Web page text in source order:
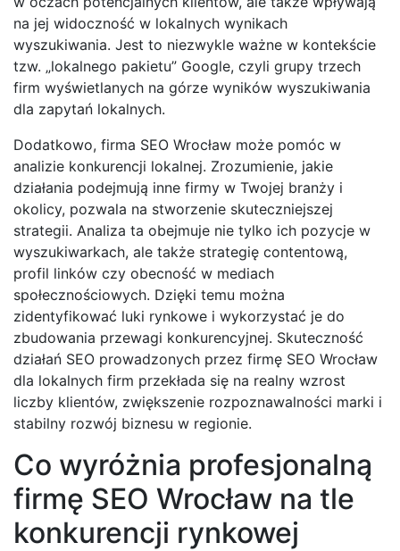
na jej widoczność w lokalnych wynikach
wyszukiwania. Jest to niezwykle ważne w kontekście
tzw. „lokalnego pakietu” Google, czyli grupy trzech
firm wyświetlanych na górze wyników wyszukiwania
dla zapytań lokalnych.
Dodatkowo, firma SEO Wrocław może pomóc w
analizie konkurencji lokalnej. Zrozumienie, jakie
działania podejmują inne firmy w Twojej branży i
okolicy, pozwala na stworzenie skuteczniejszej
strategii. Analiza ta obejmuje nie tylko ich pozycje w
wyszukiwarkach, ale także strategię contentową,
profil linków czy obecność w mediach
społecznościowych. Dzięki temu można
zidentyfikować luki rynkowe i wykorzystać je do
zbudowania przewagi konkurencyjnej. Skuteczność
działań SEO prowadzonych przez firmę SEO Wrocław
dla lokalnych firm przekłada się na realny wzrost
liczby klientów, zwiększenie rozpoznawalności marki i
stabilny rozwój biznesu w regionie.
Co wyróżnia profesjonalną
firmę SEO Wrocław na tle
konkurencji rynkowej